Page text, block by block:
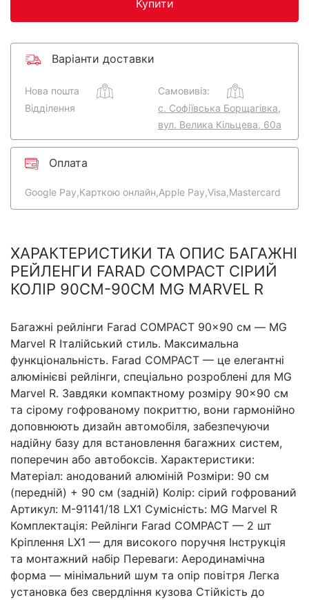
Купити
Варіанти доставки
Нова пошта
Самовивіз:
Відділення
с. Софіївська Борщагівка,
вул. Велика Кільцева, 60а
Оплата
Google Pay,Карткою онлайн,Apple Pay,Visa,Mastercard
ХАРАКТЕРИСТИКИ ТА ОПИС БАГАЖНІ
РЕЙЛЕНГИ FARAD COMPACT СІРИЙ
КОЛІР 90СМ-90СМ MG MARVEL R
Багажні рейлінги Farad COMPACT 90×90 см — MG
Marvel R Італійський стиль. Максимальна
функціональність. Farad COMPACT — це елегантні
алюмінієві рейлінги, спеціально розроблені для MG
Marvel R. Завдяки компактному розміру 90×90 см
та сірому гофрованому покриттю, вони гармонійно
доповнюють дизайн автомобіля, забезпечуючи
надійну базу для встановлення багажних систем,
поперечин або автобоксів. Характеристики:
Матеріал: анодований алюміній Розміри: 90 см
(передній) + 90 см (задній) Колір: сірий гофрований
Артикул: M-91141/18 LX1 Сумісність: MG Marvel R
Комплектація: Рейлінги Farad COMPACT — 2 шт
Кріплення LX1 — для високого поручня Інструкція
та монтажний набір Переваги: Аеродинамічна
форма — мінімальний шум та опір повітря Легка
установка без свердління кузова Стійкість до